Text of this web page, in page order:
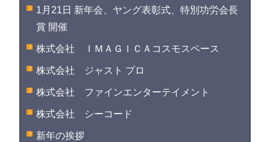
1月21日 新年会、ヤング表彰式、特別功労会長
賞 開催
株式会社 ＩＭＡＧＩＣＡコスモスペース
株式会社 ジャスト プロ
株式会社 ファインエンターテイメント
株式会社 シーコード
新年の挨拶